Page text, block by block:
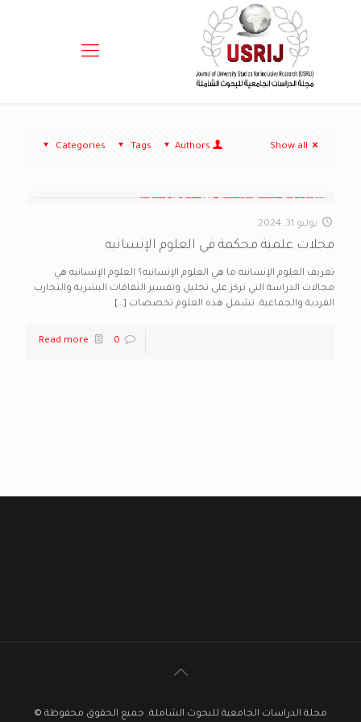
Categories Tags Authors Show all
يوليو 31, 2024
مجلات علمية محكمة في العلوم الإنسانيه
تعريف العلوم الإنسانيه ما هي العلوم الإنسانيه؟ العلوم الإنسانيه هي
مجالات الدراسة التي تركز على تحليل وتفسير الثقافات البشرية والتجارب
الفردية والجماعية. تشمل هذه العلوم تخصصات […]
0
Read more
مجلة الدراسات الجامعية للبحوث الشاملة. جميع الحقوق محفوظة ©